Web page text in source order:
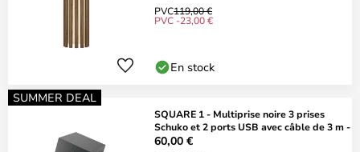
PVC119,00 €
PVC -23,00 €
En stock
SUMMER DEAL
SQUARE 1 - Multiprise noire 3 prises
Schuko et 2 ports USB avec câble de 3 m -
60,00 €